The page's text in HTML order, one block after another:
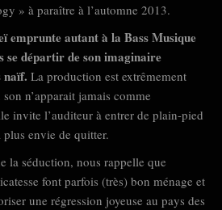
» à paraître à l’automne 2013.
emprunte autant à la Bass Musique
se départir de son imaginaire
naïf. La production est extrêmement
n’apparait jamais comme
invite l’auditeur à entrer de plain-pied
plus envie de quitter.
la séduction, nous rappelle que
font parfois (très) bon ménage et
une régression joyeuse au pays des